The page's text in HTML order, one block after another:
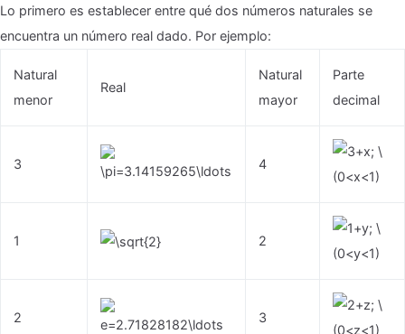
Lo primero es establecer entre qué dos números naturales se
encuentra un número real dado. Por ejemplo:
Natural
menor
Real
Natural
mayor
Parte
decimal
3 4
1 2
2 3